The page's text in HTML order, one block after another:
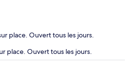
place. Ouvert tous les jours.
place. Ouvert tous les jours.